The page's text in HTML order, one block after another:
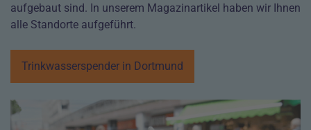
aufgebaut sind. In unserem Magazinartikel haben wir Ihnen
alle Standorte aufgeführt.
Trinkwasserspender in Dortmund